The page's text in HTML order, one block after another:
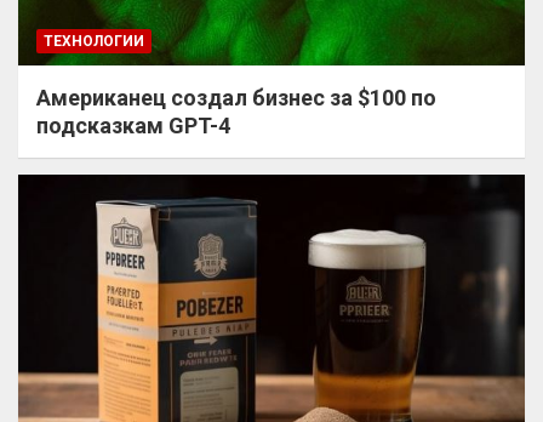
ТЕХНОЛОГИИ
Американец создал бизнес за $100 по
подсказкам GPT-4